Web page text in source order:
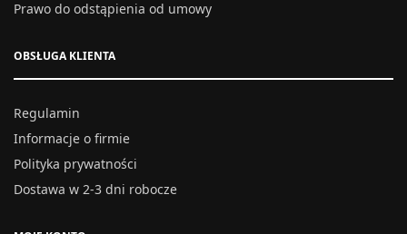
Prawo do odstąpienia od umowy
OBSŁUGA KLIENTA
Regulamin
Informacje o firmie
Polityka prywatności
Dostawa w 2-3 dni robocze